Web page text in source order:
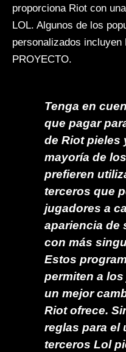
proporciona Riot con
LOL. Algunos de los
personalizados
PROYECTO.
Tenga en
que pagar
de Riot pieles
mayoría de
prefieren
terceros que
jugadores a
apariencia de
con más
Estos
permiten a
un mejor
Riot ofrece.
reglas para el
terceros Lol